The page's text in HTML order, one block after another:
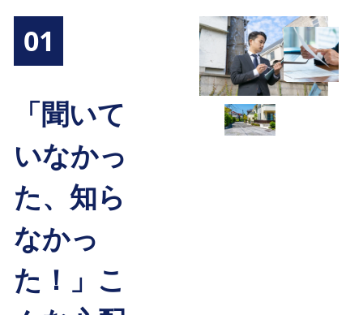
01
「聞いて
いなかっ
た、知ら
なかっ
た！」こ